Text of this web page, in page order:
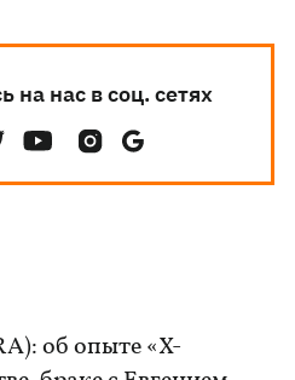
на нас в соц. сетях
об опыте «Х-